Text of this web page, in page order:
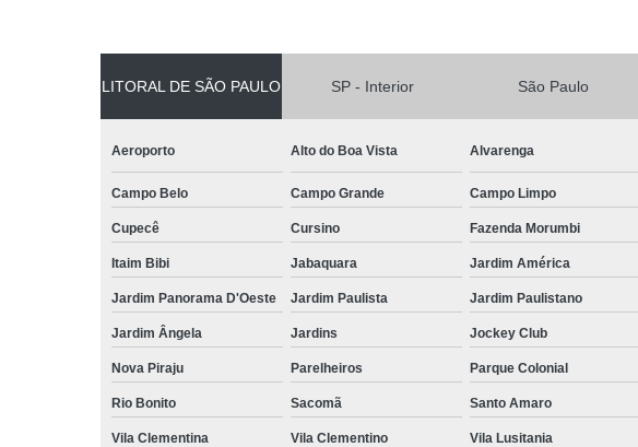
LITORAL DE SÃO PAULO SP - Interior São Paulo
Aeroporto Alto do Boa Vista Alvarenga
Campo Belo Campo Grande Campo Limpo
Cupecê Cursino Fazenda Morumbi
Itaim Bibi Jabaquara Jardim América
Jardim Panorama D'Oeste Jardim Paulista Jardim Paulistano
Jardim Ângela Jardins Jockey Club
Nova Piraju Parelheiros Parque Colonial
Rio Bonito Sacomã Santo Amaro
Vila Clementina Vila Clementino Vila Lusitania